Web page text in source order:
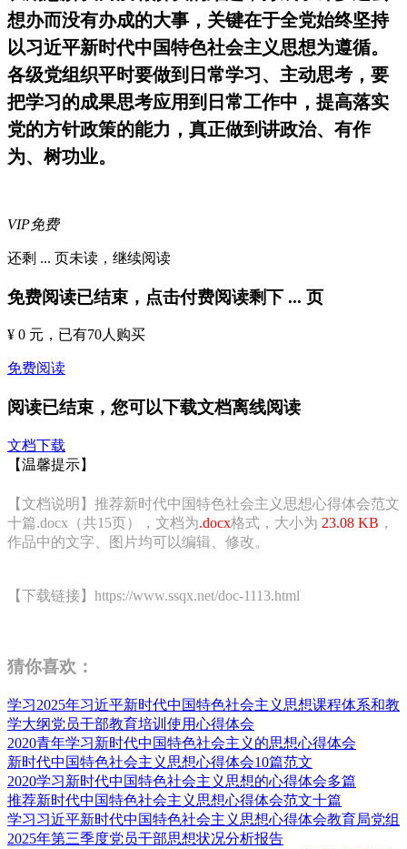
想办而没有办成的大事，关键在于全党始终坚持
以习近平新时代中国特色社会主义思想为遵循。
各级党组织平时要做到日常学习、主动思考，要
把学习的成果思考应用到日常工作中，提高落实
党的方针政策的能力，真正做到讲政治、有作
为、树功业。
VIP免费
还剩 ... 页未读， 继续阅读
免费阅读已结束，点击付费阅读剩下 ... 页
¥ 0 元 ，已有70人购买
免费阅读
阅读已结束，您可以下载文档离线阅读
文档下载
【温馨提示】
【文档说明】推荐新时代中国特色社会主义思想心得体会范文
十篇.docx（共15页），文档为.docx格式，大小为 23.08 KB ，
作品中的文字、图片均可以编辑、修改。
【下载链接】https://www.ssqx.net/doc-1113.html
猜你喜欢：
学习2025年习近平新时代中国特色社会主义思想课程体系和教
学大纲党员干部教育培训使用心得体会
2020青年学习新时代中国特色社会主义的思想心得体会
新时代中国特色社会主义思想心得体会10篇范文
2020学习新时代中国特色社会主义思想的心得体会多篇
推荐新时代中国特色社会主义思想心得体会范文十篇
学习习近平新时代中国特色社会主义思想心得体会教育局党组
2025年第三季度党员干部思想状况分析报告